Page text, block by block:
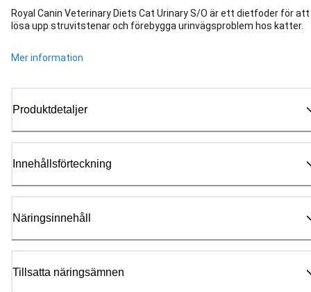
Royal Canin Veterinary Diets Cat Urinary S/O är ett dietfoder för att
lösa upp struvitstenar och förebygga urinvägsproblem hos katter.
Mer information
Produktdetaljer
Innehållsförteckning
Näringsinnehåll
Tillsatta näringsämnen